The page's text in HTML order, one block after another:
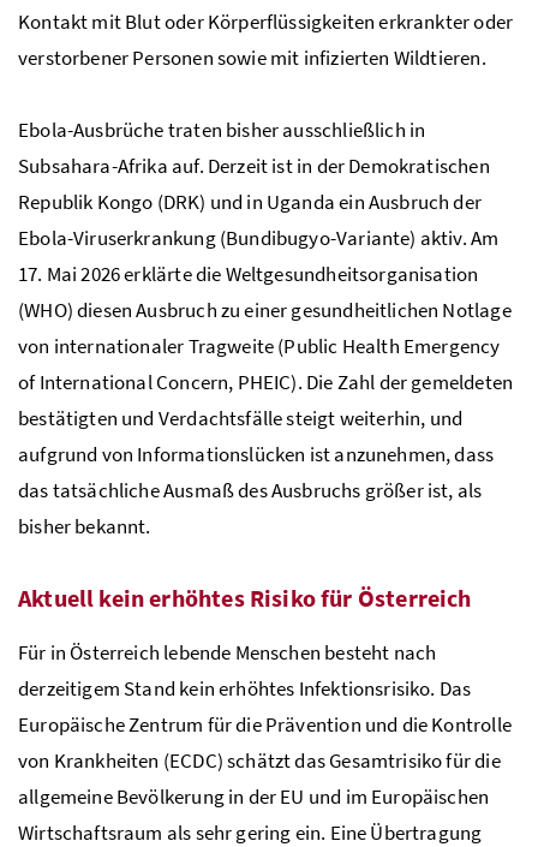
Kontakt mit Blut oder Körperflüssigkeiten erkrankter oder
verstorbener Personen sowie mit infizierten Wildtieren.
Ebola-Ausbrüche traten bisher ausschließlich in
Subsahara-Afrika auf. Derzeit ist in der Demokratischen
Republik Kongo (DRK) und in Uganda ein Ausbruch der
Ebola-Viruserkrankung (Bundibugyo-Variante) aktiv. Am
17. Mai 2026 erklärte die Weltgesundheitsorganisation
(WHO) diesen Ausbruch zu einer gesundheitlichen Notlage
von internationaler Tragweite (Public Health Emergency
of International Concern, PHEIC). Die Zahl der gemeldeten
bestätigten und Verdachtsfälle steigt weiterhin, und
aufgrund von Informationslücken ist anzunehmen, dass
das tatsächliche Ausmaß des Ausbruchs größer ist, als
bisher bekannt.
Aktuell kein erhöhtes Risiko für Österreich
Für in Österreich lebende Menschen besteht nach
derzeitigem Stand kein erhöhtes Infektionsrisiko. Das
Europäische Zentrum für die Prävention und die Kontrolle
von Krankheiten (ECDC) schätzt das Gesamtrisiko für die
allgemeine Bevölkerung in der EU und im Europäischen
Wirtschaftsraum als sehr gering ein. Eine Übertragung